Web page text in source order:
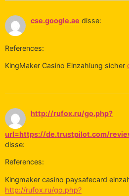
cse.google.ae disse:
References:
KingMaker Casino Einzahlung sicher
http://rufox.ru/go.php?
url=https://de.trustpilot.com/
disse:
References:
Kingmaker casino paysafecard
http://rufox.ru/go.php?